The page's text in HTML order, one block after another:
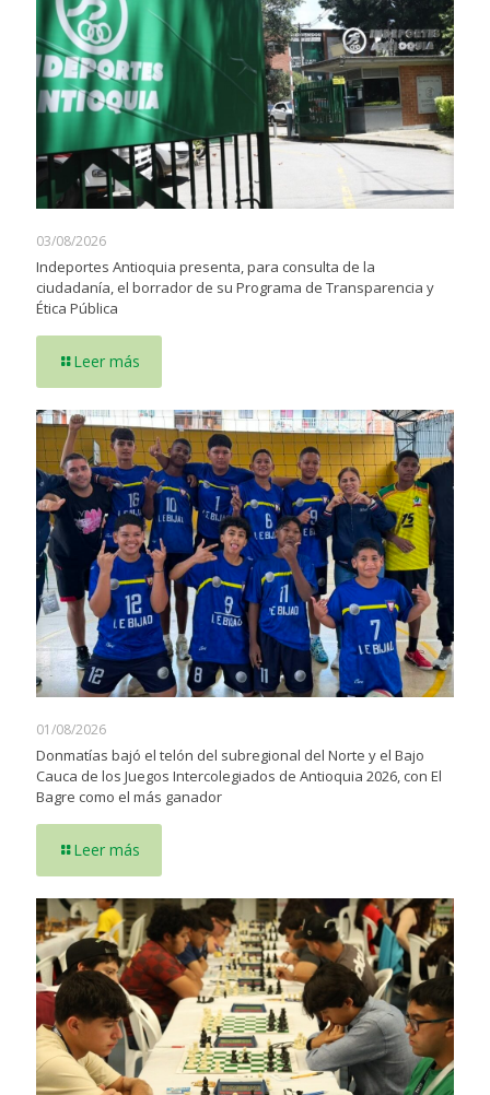
03/08/2026
Indeportes Antioquia presenta, para consulta de la
ciudadanía, el borrador de su Programa de Transparencia y
Ética Pública
Leer más
01/08/2026
Donmatías bajó el telón del subregional del Norte y el Bajo
Cauca de los Juegos Intercolegiados de Antioquia 2026, con El
Bagre como el más ganador
Leer más